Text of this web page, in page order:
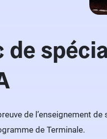
de
de l’enseignement
de Terminale.